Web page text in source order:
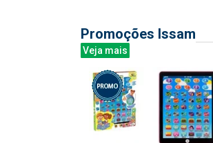
Promoções Issam
Veja mais